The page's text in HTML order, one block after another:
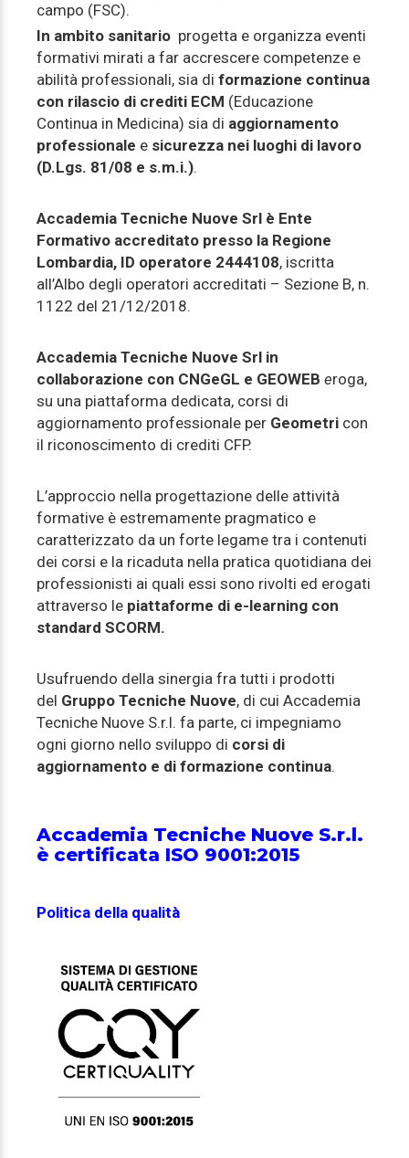
campo (FSC).
In ambito sanitario progetta e organizza eventi
formativi mirati a far accrescere competenze e
abilità professionali, sia di formazione continua
con rilascio di crediti ECM (Educazione
Continua in Medicina) sia di aggiornamento
professionale e sicurezza nei luoghi di lavoro
(D.Lgs. 81/08 e s.m.i.).
Accademia Tecniche Nuove Srl è Ente
Formativo accreditato presso la Regione
Lombardia, ID operatore 2444108, iscritta
all’Albo degli operatori accreditati – Sezione B, n.
1122 del 21/12/2018.
Accademia Tecniche Nuove Srl in
collaborazione con CNGeGL e GEOWEB eroga,
su una piattaforma dedicata, corsi di
aggiornamento professionale per Geometri con
il riconoscimento di crediti CFP.
L’approccio nella progettazione delle attività
formative è estremamente pragmatico e
caratterizzato da un forte legame tra i contenuti
dei corsi e la ricaduta nella pratica quotidiana dei
professionisti ai quali essi sono rivolti ed erogati
attraverso le piattaforme di e-learning con
standard SCORM.
Usufruendo della sinergia fra tutti i prodotti
del Gruppo Tecniche Nuove, di cui Accademia
Tecniche Nuove S.r.l. fa parte, ci impegniamo
ogni giorno nello sviluppo di corsi di
aggiornamento e di formazione continua.
Accademia Tecniche Nuove S.r.l.
è certificata ISO 9001:2015
Politica della qualità